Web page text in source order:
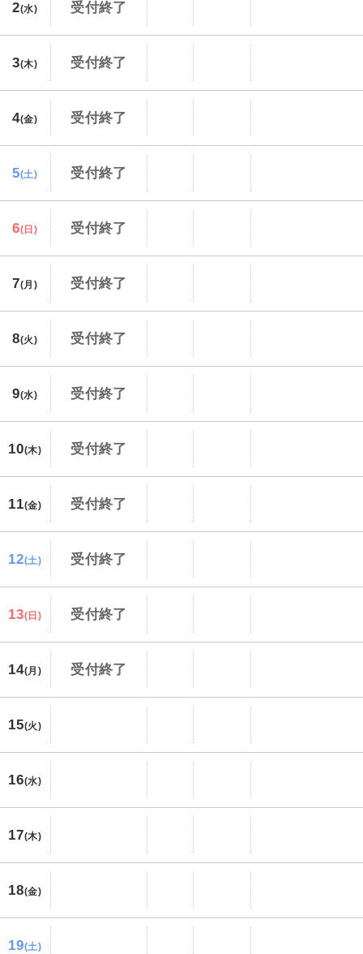
2(水) 受付終了
3(木) 受付終了
4(金) 受付終了
5(土) 受付終了
6(日) 受付終了
7(月) 受付終了
8(火) 受付終了
9(水) 受付終了
10(木) 受付終了
11(金) 受付終了
12(土) 受付終了
13(日) 受付終了
14(月) 受付終了
15(火)
16(水)
17(木)
18(金)
19(土)